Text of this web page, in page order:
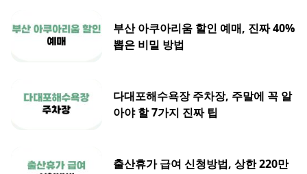
부산 아쿠아리움 할인 예매, 진짜 40%
뽑은 비밀 방법
다대포해수욕장 주차장, 주말에 꼭 알
아야 할 7가지 진짜 팁
출산휴가 급여 신청방법, 상한 220만